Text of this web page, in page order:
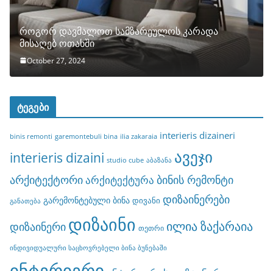
როგორ დავმალოთ სამზარეულოს კარადა
მისაღებ ოთახში
October 27, 2024
ტეგები
binis remonti garemontebuli bina ilia zakaraia interieris dizaineri
interieris dizaini studio cube აბაზანა ავეჯი
არქიტექტორიარქიტექტურა ბინის რემონტი
განათება გარემონტებული ბინა დივანი დიზაინერები
დიზაინერი დიზაინი თეთრი ილია ზაქარაია
ინდივიდუალური საცხოვრებელი ბინა ბუნებაში